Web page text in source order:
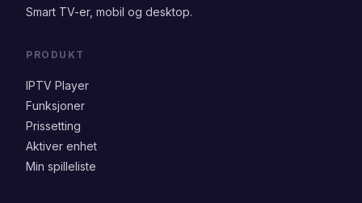
Smart TV-er, mobil og desktop.
PRODUKT
IPTV Player
Funksjoner
Prissetting
Aktiver enhet
Min spilleliste